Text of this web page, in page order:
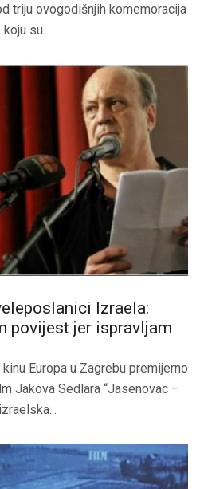
triju ovogodišnjih komemoracija
su...
Izraela:
povijest jer ispravljam
Europa u Zagrebu premijerno
Jakova Sedlara “Jasenovac –